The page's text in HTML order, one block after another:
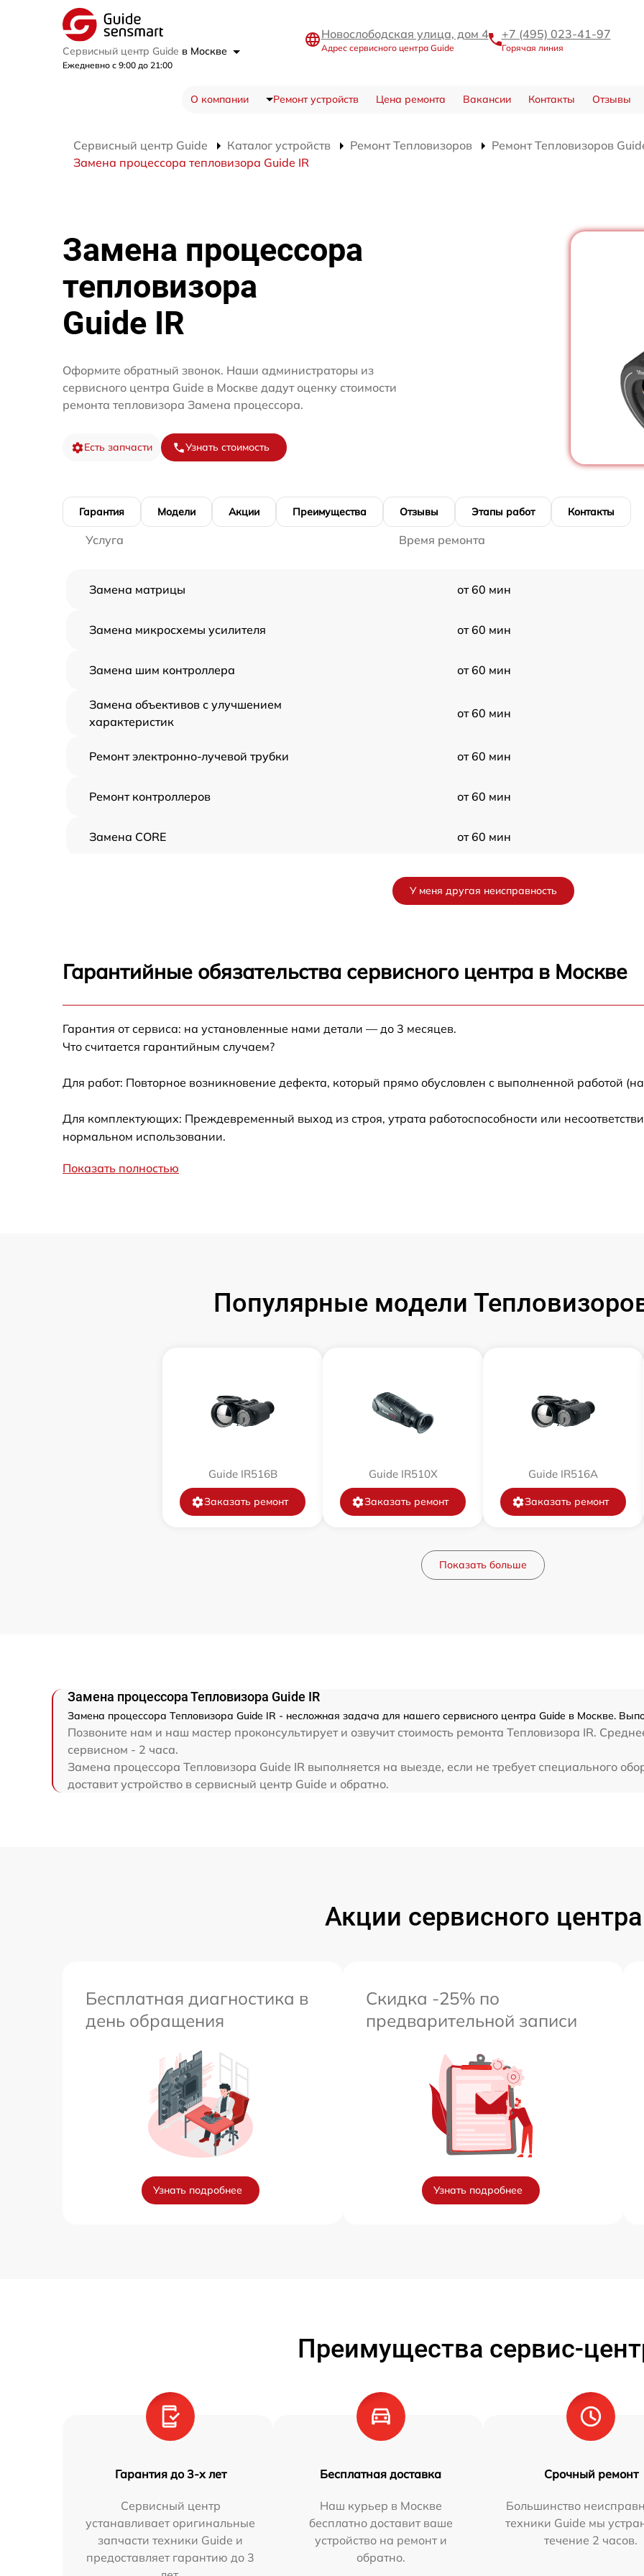
Сервисный центр Guide в Москве
Ежедневно с 9:00 до 21:00
Новослободская улица, дом 4
Адрес сервисного центра Guide
+7 (495) 023-41-97
Горячая линия
О компании Ремонт устройств Цена ремонта Вакансии Контакты Отзывы
Сервисный центр Guide Каталог устройств Ремонт Тепловизоров
Ремонт Тепловизоров
Замена процессора тепловизора Guide IR
Замена процессора
тепловизора
Guide IR
Оформите обратный звонок. Наши администраторы из
сервисного центра Guide в Москве дадут оценку стоимости
ремонта тепловизора Замена процессора.
Есть запчасти Узнать стоимость
Гарантия Модели Акции Преимущества Отзывы Этапы работ Контакты
Услуга Время ремонта
Замена матрицы от 60 мин
Замена микросхемы усилителя от 60 мин
Замена шим контроллера от 60 мин
Замена объективов с улучшением
характеристик
от 60 мин
Ремонт электронно-лучевой трубки от 60 мин
Ремонт контроллеров от 60 мин
Замена CORE от 60 мин
от 60 мин
Ремонт встроенного дальнометра и
других устройств
Замена микросхемы логики от 60 мин
Замена ключей управления от 60 мин
Ремонт цепи питания
Прошивка (Обновление ПО)
Восстановление после попадания влаги от 60 мин
от 60 мин
У меня другая неисправность
Гарантийные обязательства сервисного центра в Москве
Гарантия от сервиса: на установленные нами детали — до 3 месяцев.
Что считается гарантийным случаем?
Для работ: Повторное возникновение дефекта, который прямо обусловлен с выполненной работой
Для комплектующих: Преждевременный выход из строя, утрата работоспособности или
нормальном использовании.
Показать полностью
Популярные модели
Guide IR516B
Заказать ремонт
Guide IR510X
Заказать ремонт
Guide IR516A
Заказать ремонт
Показать больше
Замена процессора Тепловизора Guide IR
Замена процессора Тепловизора Guide IR - несложная задача для нашего сервисного центра Guide в Москве.
Позвоните нам и наш мастер проконсультирует и озвучит стоимость ремонта Тепловизора IR.
сервисном - 2 часа.
Замена процессора Тепловизора Guide IR выполняется на выезде, если не требует специального
доставит устройство в сервисный центр Guide и обратно.
Акции сервисного центра
Бесплатная диагностика в
день обращения
Узнать подробнее
Скидка -25% по
предварительной записи
Узнать подробнее
Преимущества сервис-
Гарантия до 3-х лет
Сервисный центр
устанавливает оригинальные
запчасти техники Guide и
предоставляет гарантию до 3
Бесплатная доставка
Наш курьер в Москве
бесплатно доставит ваше
устройство на ремонт и
обратно.
Срочный ремонт
Большинство
техники Guide мы
течение 2 часов.